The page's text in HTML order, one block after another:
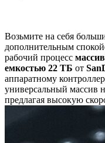
Возьмите на себя
дополнительным
рабочий процесс
емкостью 22 ТБ от
аппаратному
универсальный массив
предлагая высокую